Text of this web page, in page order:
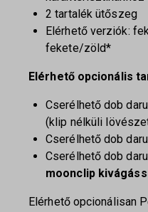
2 tartalék ütőszeg
Elérhető verziók:
fekete/zöld*
Elérhető opcionális
Cserélhető dob
(klip nélküli
Cserélhető dob
Cserélhető dob
moonclip
Elérhető opcionálisan